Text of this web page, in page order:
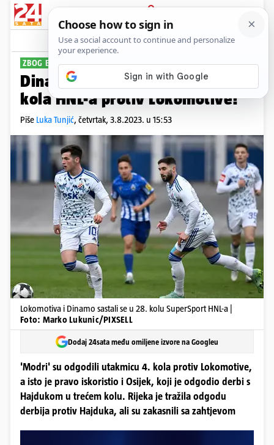
PRIJAVA
Sport Komentari
ZBOG EUROPSKIH OBAVEZA
Dinamo odgodio utakmicu 4.
kola HNL-a protiv Lokomotive!
Piše Luka Tunjić, četvrtak, 3.8.2023. u 15:53
Lokomotiva i Dinamo sastali se u 28. kolu SuperSport HNL-a |
Foto: Marko Lukunic/PIXSELL
Dodaj 24sata među omiljene izvore na Googleu
'Modri' su odgodili utakmicu 4. kola protiv Lokomotive,
a isto je pravo iskoristio i Osijek, koji je odgodio derbi s
Hajdukom u trećem kolu. Rijeka je tražila odgodu
derbija protiv Hajduka, ali su zakasnili sa zahtjevom